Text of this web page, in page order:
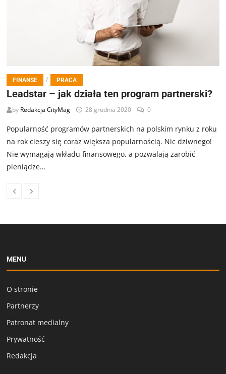
FINANSE / PRACA
Leadstar – jak działa ten program partnerski?
by Redakcja CityMag 28 grudnia 2020 0
Popularność programów partnerskich na polskim rynku z roku
na rok cieszy się coraz większa popularnością. Nic dziwnego!
Nie wymagają wkładu finansowego, a pozwalają zarobić
pieniądze…
MENU
O stronie
Partnerzy
Patronat medialny
Prywatność
Redakcja